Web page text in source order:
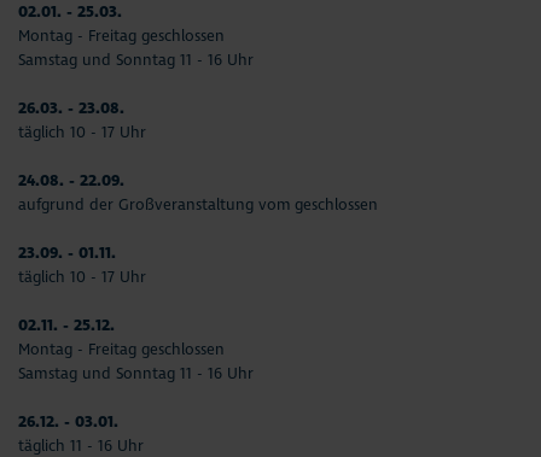
02.01. - 25.03.
Montag - Freitag geschlossen
Samstag und Sonntag 11 - 16 Uhr
26.03. - 23.08.
täglich 10 - 17 Uhr
24.08. - 22.09.
aufgrund der Großveranstaltung vom geschlossen
23.09. - 01.11.
täglich 10 - 17 Uhr
02.11. - 25.12.
Montag - Freitag geschlossen
Samstag und Sonntag 11 - 16 Uhr
26.12. - 03.01.
täglich 11 - 16 Uhr